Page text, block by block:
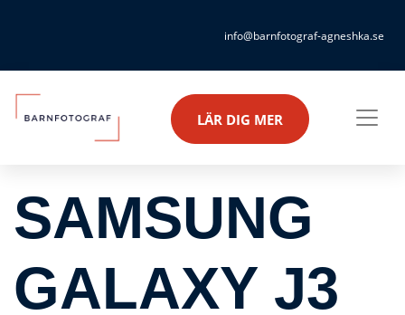
info@barnfotograf-agneshka.se
LÄR DIG MER
SAMSUNG
GALAXY J3